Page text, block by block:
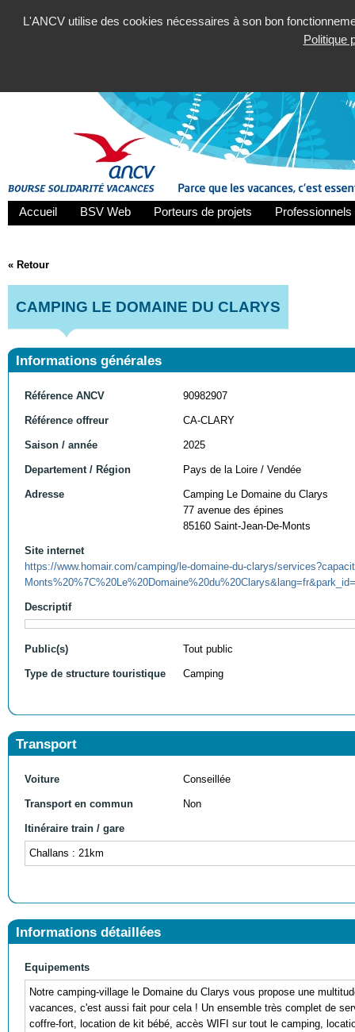
L'ANCV utilise des cookies nécessaires à son bon
Politique
Accueil BSV Web Porteurs de projets
« Retour
CAMPING LE DOMAINE DU CLARYS
Informations générales
Référence ANCV 90982907
Référence offreur CA-CLARY
Saison / année 2025
Departement / Région Pays de la Loire / Vendée
Adresse
Camping Le Domaine du Clarys
77 avenue des épines
85160 Saint-Jean-De-Monts
Site internet
https://www.homair.com/camping/le-domaine-du-clarys/
Descriptif
Public(s) Tout public
Type de structure touristique Camping
Transport
Voiture Conseillée
Transport en commun Non
Itinéraire train / gare
Challans : 21km
Informations détaillées
Equipements
Notre camping-village le Domaine du Clarys vous propose une
vacances, c'est aussi fait pour cela ! Un ensemble très complet de
coffre-fort, location de kit bébé, accès WIFI sur tout le camping,